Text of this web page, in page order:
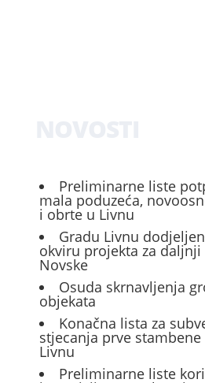
Preliminarne liste
mala poduzeća,
i obrte u Livnu
Gradu Livnu
okviru projekta za daljnji
Novske
Osuda skrnavljenja
objekata
Konačna lista za
stjecanja prve
Livnu
Preliminarne liste